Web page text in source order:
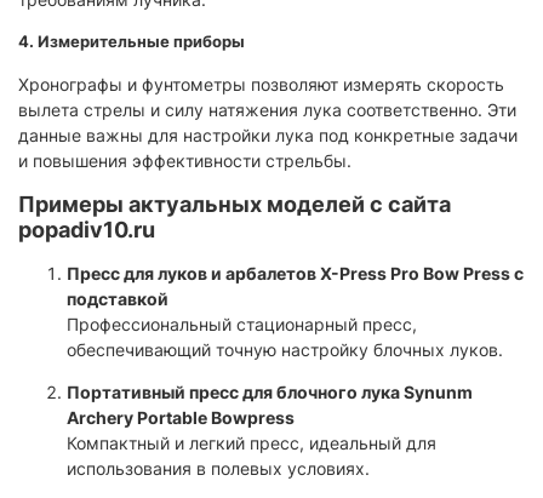
4. Измерительные приборы
Хронографы и фунтометры позволяют измерять скорость
вылета стрелы и силу натяжения лука соответственно. Эти
данные важны для настройки лука под конкретные задачи
и повышения эффективности стрельбы.
Примеры актуальных моделей с сайта
popadiv10.ru
Пресс для луков и арбалетов X-Press Pro Bow Press с
подставкой
Профессиональный стационарный пресс,
обеспечивающий точную настройку блочных луков.
Портативный пресс для блочного лука Synunm
Archery Portable Bowpress
Компактный и легкий пресс, идеальный для
использования в полевых условиях.